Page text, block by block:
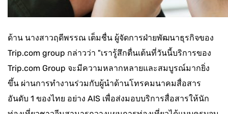
ด้าน นางสาวฤดีพรรณ เต็มชื่น ผู้จัดการฝ่ายพัฒนาธุรกิจของ
Trip.com group กล่าวว่า "เรารู้สึกตื่นเต้นที่วันนี้บริการของ
Trip.com Group จะมีความหลากหลายและสมบูรณ์มากยิ่ง
ขึ้น ผ่านการทำงานร่วมกับผู้นำด้านโทรคมนาคมสื่อสาร
อันดับ 1 ของไทย อย่าง AIS เพื่อส่งมอบบริการสื่อสารให้นัก